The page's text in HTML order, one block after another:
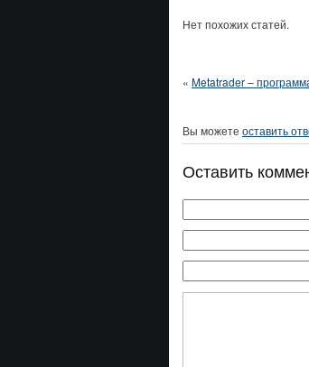
Нет похожих статей.
« Metatrader –
Вы можете оставить
Оставить